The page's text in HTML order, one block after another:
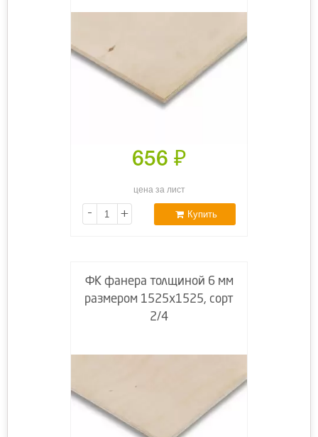
656 ₽
цена за лист
- + Купить
ФК фанера толщиной 6 мм
размером 1525х1525, сорт
2/4